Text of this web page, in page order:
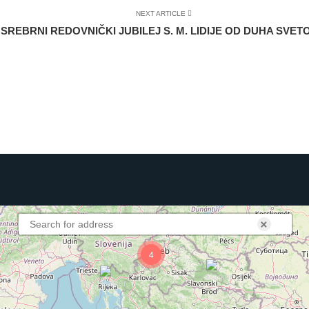
NEXT ARTICLE
SREBRNI REDOVNIČKI JUBILEJ S. M. LIDIJE OD DUHA
4
×